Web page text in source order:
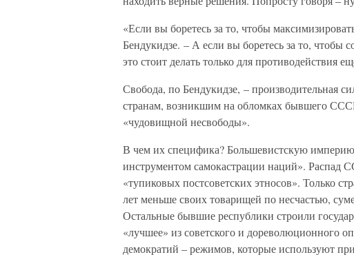
«Если вы боретесь за то, чтобы
Бендукидзе. – А если вы боретесь за то, чтобы
это стоит делать только для противодействия
Свобода, по Бендукидзе, – производительная
странам, возникшим на обломках бывшего
«чудовищной несвободы».
В чем их специфика? Большевистскую
инструментом самокастрации наций». Распад
«тупиковых постсоветских этносов». Только
лет меньше своих товарищей по несчастью,
Остальные бывшие республики строили
«лучшее» из советского и дореволюционного
демократий – режимов, которые используют